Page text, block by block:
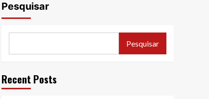
Pesquisar
Pesquisar
Recent Posts